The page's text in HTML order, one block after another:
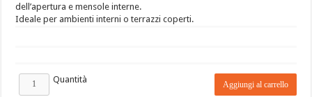
dell’apertura e mensole interne.
Ideale per ambienti interni o terrazzi coperti.
Quantità Aggiungi al carrello